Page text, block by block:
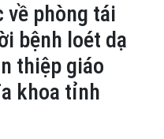
về phòng tái
bệnh loét dạ
thiệp giáo
khoa tỉnh